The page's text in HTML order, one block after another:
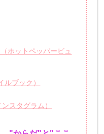
ホットペッパービュ
ルブック）
スタグラム）